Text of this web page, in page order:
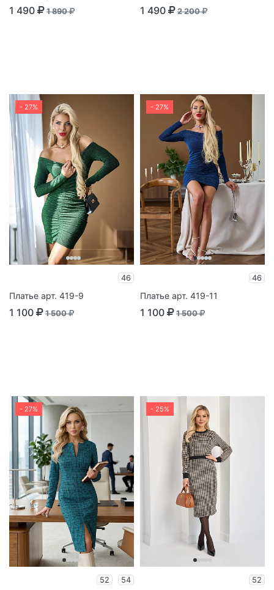
1 490 1 890 1 490 2 200
- 27%
46
Платье арт. 419-9
1 100 1 500
- 27%
46
Платье арт. 419-11
1 100 1 500
- 27%
52 54
- 25%
52